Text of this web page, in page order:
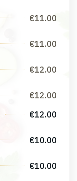
€11.00
€11.00
€12.00
€12.00
€12.00
€10.00
€10.00